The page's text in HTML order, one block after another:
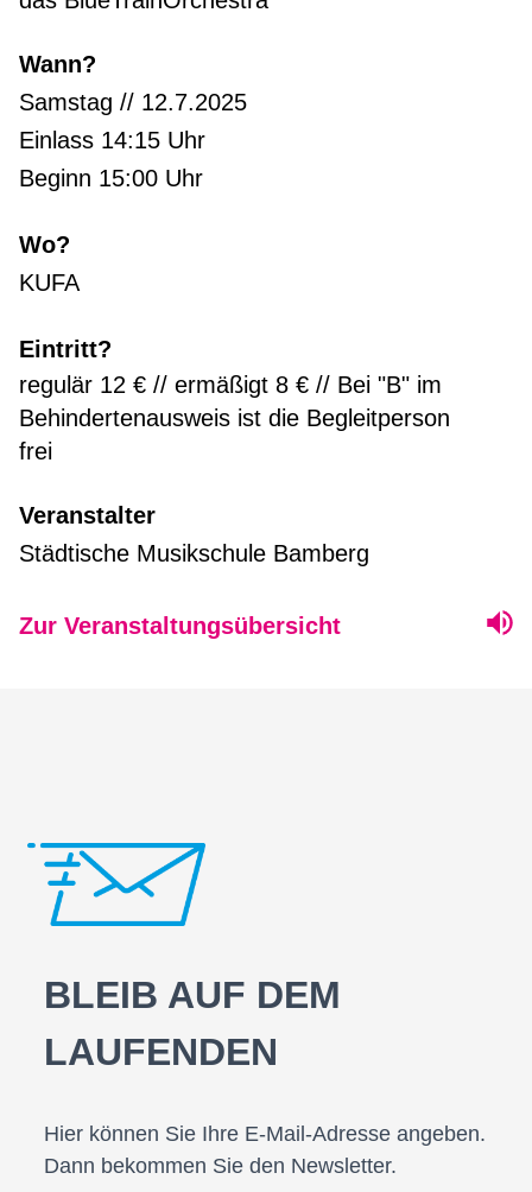
Wann?
Samstag // 12.7.2025
Einlass 14:15 Uhr
Beginn 15:00 Uhr
Wo?
KUFA
Eintritt?
regulär 12 € // ermäßigt 8 € // Bei "B" im
Behindertenausweis ist die Begleitperson
frei
Veranstalter
Städtische Musikschule Bamberg
Zur Veranstaltungsübersicht
BLEIB AUF DEM
LAUFENDEN
Hier können Sie Ihre E-Mail-Adresse angeben.
Dann bekommen Sie den Newsletter.